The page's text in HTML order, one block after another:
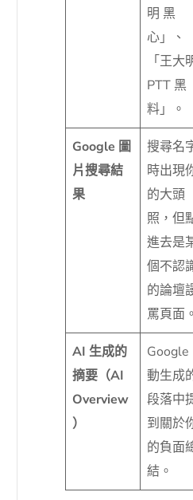
明 黑
心」、
「王大
PTT 黑
料」。
Google 圖
片搜尋結
果
搜尋名
時出現
的大頭
照，但
進去是
個不認
的論壇
罵頁面。
AI 生成的
摘要（AI
Overview
）
Google
動生成
段落中
到關於
的負面
結。